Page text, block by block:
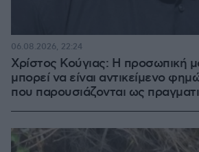
Χρίστος Κούγιας: Η προσωπική
μπορεί να είναι αντικείμενο
που παρουσιάζονται ως
06.08.2026, 22:24